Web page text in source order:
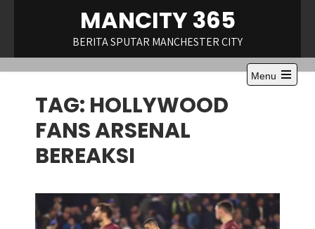
MANCITY 365
BERITA SPUTAR MANCHESTER CITY
Menu
Open
TAG: HOLLYWOOD
FANS ARSENAL
BEREAKSI